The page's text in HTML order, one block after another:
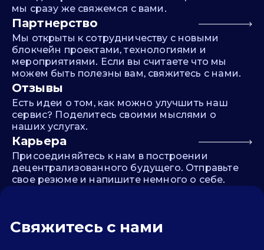
мы сразу же свяжемся с вами.
Партнерство
Мы открыты к сотрудничеству с новыми
блокчейн проектами, технологиями и
мероприятиями. Если вы считаете что мы
можем быть полезны вам, свяжитесь с нами.
Отзывы
Есть идеи о том, как можно улучшить наш
сервис? Поделитесь своими мыслями о
наших услугах.
Карьера
Присоединяйтесь к нам в построении
децентрализованного будущего. Отправьте
свое резюме и напишите немного о себе.
Свяжитесь с нами